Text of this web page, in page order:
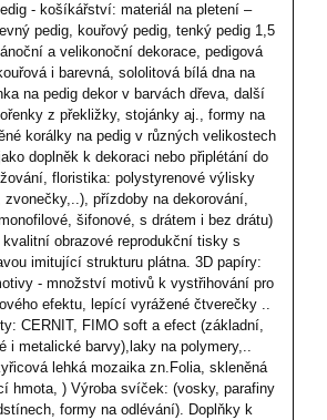
- košíkářství: materiál na pletení –
pedig, kouřový pedig, tenký pedig 1,5
a velikonoční dekorace, pedigová
i barevná, sololitová bílá dna na
na pedig dekor v barvách dřeva, další
z překližky, stojánky aj., formy na
korálky na pedig v různých velikostech
doplněk k dekoraci nebo připlétání do
floristika: polystyrenové výlisky
zvonečky,..), přízdoby na dekorování,
šifonové, s drátem i bez drátu)
kvalitní obrazové reprodukční tisky s
imitující strukturu plátna. 3D papíry:
- množství motivů k vystřihování pro
efektu, lepící vyrážené čtverečky ..
CERNIT, FIMO soft a efect (základní,
i metalické barvy),laky na polymery,..
lehká mozaika zn.Folia, skleněná
hmota, ) Výroba svíček: (vosky, parafiny
formy na odlévání). Doplňky k